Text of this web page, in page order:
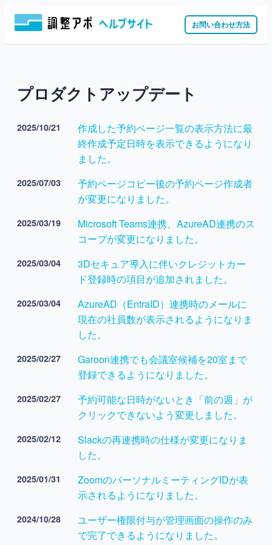
お問い合わせ方法
プロダクトアップデート
2025/10/21
作成した予約ページ一覧の表示方法に最
終作成予定日時を表示できるようになり
ました。
2025/07/03
予約ページコピー後の予約ページ作成者
が変更になりました。
2025/03/19
Microsoft Teams連携、AzureAD連携のス
コープが変更になりました。
2025/03/04
3Dセキュア導入に伴いクレジットカー
ド登録時の項目が追加されました。
2025/03/04
AzureAD（EntraID）連携時のメールに
現在の社員数が表示されるようになりま
した。
2025/02/27
Garoon連携でも会議室候補を20室まで
登録できるようになりました。
2025/02/27
予約可能な日時がないとき「前の週」が
クリックできないよう変更しました。
2025/02/12
Slackの再連携時の仕様が変更になりま
した。
2025/01/31
ZoomのパーソナルミーティングIDが表
示されるようになりました。
2024/10/28
ユーザー権限付与が管理画面の操作のみ
で完了できるようになりました。